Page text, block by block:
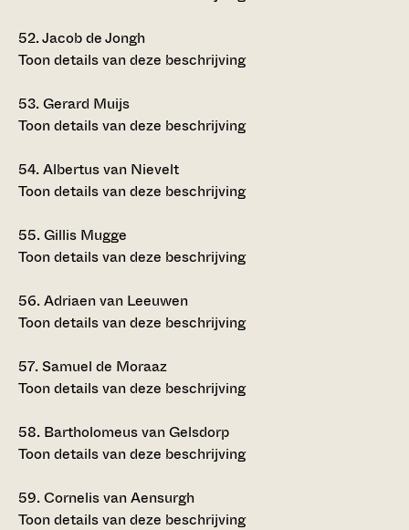
52.Jacob de Jongh
Toon details van deze beschrijving
53.Gerard Muijs
Toon details van deze beschrijving
54.Albertus van Nievelt
Toon details van deze beschrijving
55.Gillis Mugge
Toon details van deze beschrijving
56.Adriaen van Leeuwen
Toon details van deze beschrijving
57.Samuel de Moraaz
Toon details van deze beschrijving
58. Bartholomeus van Gelsdorp
Toon details van deze beschrijving
59.Cornelis van Aensurgh
Toon details van deze beschrijving